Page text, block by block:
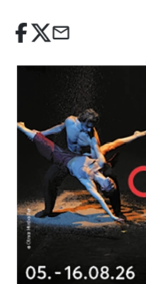
email